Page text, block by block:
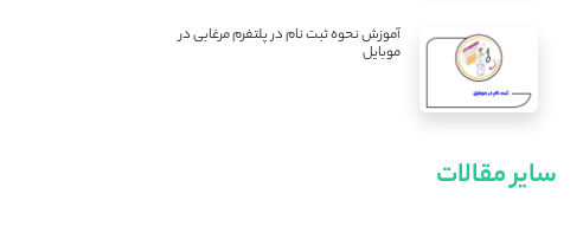
آموزش نحوه ثبت نام در پلتفرم مرغابی در
موبایل
سایر مقالات